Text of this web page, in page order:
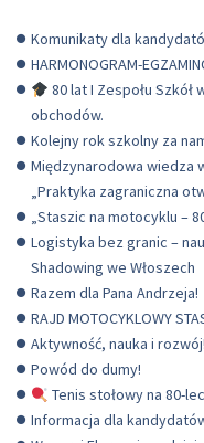
Komunikaty dla
HARMONOGRAM-
80 lat I Zespołu Szkół
obchodów.
Kolejny rok szkolny za
Międzynarodowa wiedza
„Praktyka zagraniczna
„Staszic na motocyklu –
Logistyka bez granic –
Shadowing we Włoszech
Razem dla Pana Andrzeja!
RAJD MOTOCYKLOWY
Aktywność, nauka i rozwój!
Powód do dumy!
Tenis stołowy na 80-
Informacja dla